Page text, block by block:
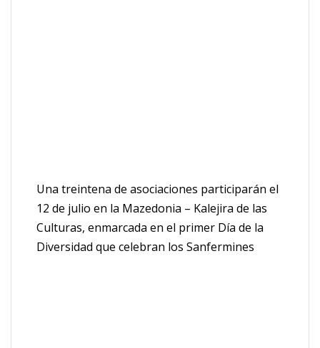
Una treintena de asociaciones participarán el
12 de julio en la Mazedonia – Kalejira de las
Culturas, enmarcada en el primer Día de la
Diversidad que celebran los Sanfermines